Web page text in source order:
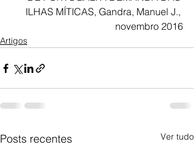
ILHAS MÍTICAS, Gandra, Manuel J.,
novembro 2016
Artigos
Posts recentes Ver tudo